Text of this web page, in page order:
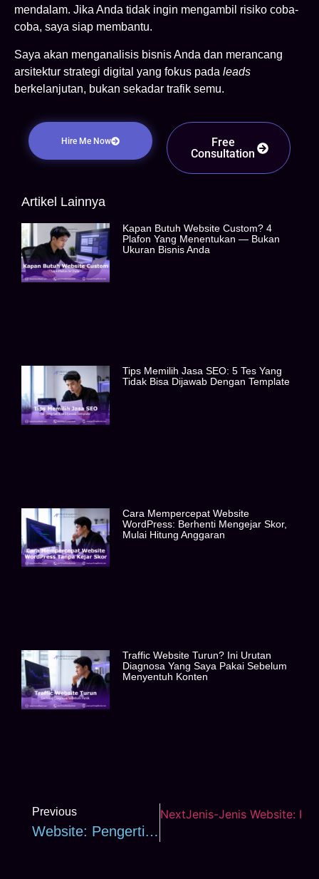
mendalam. Jika Anda tidak ingin mengambil risiko coba-
coba, saya siap membantu.
Saya akan menganalisis bisnis Anda dan merancang
arsitektur strategi digital yang fokus pada leads
berkelanjutan, bukan sekadar trafik semu.
Hire Me Now
Free
Consultation
Artikel Lainnya
Kapan Butuh Website Custom? 4
Plafon Yang Menentukan — Bukan
Ukuran Bisnis Anda
Tips Memilih Jasa SEO: 5 Tes Yang
Tidak Bisa Dijawab Dengan Template
Cara Mempercepat Website
WordPress: Berhenti Mengejar Skor,
Mulai Hitung Anggaran
Traffic Website Turun? Ini Urutan
Diagnosa Yang Saya Pakai Sebelum
Menyentuh Konten
Previous
Website: Pengertian, Cara Kerja, & Jenis (Panduan Lengkap)
NextJenis-Jenis Website: